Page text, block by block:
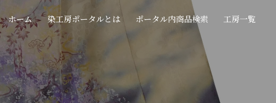
ホーム 染工房ポータルとは ポータル内商品検索 工房一覧